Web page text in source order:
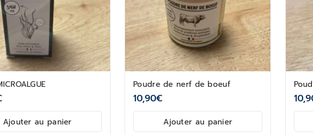
Ajouter au panier
Poudre de nerf de boeuf
10,90€
Ajouter au panier